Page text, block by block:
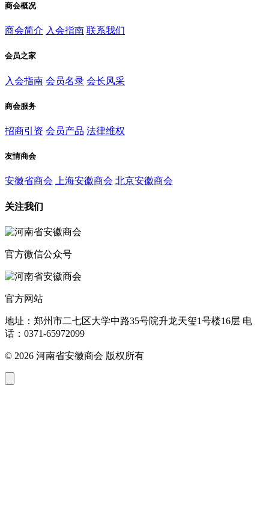
商会概况
商会简介 入会指南 联系我们
会员之家
入会指南 会员名录 会长风采
商会服务
招商引资 会员产品 法律维权
友情商会
安徽省商会 上海安徽商会 北京安徽商会
关注我们
官方微信公众号
官方网站
地址：郑州市二七区大学中路35号院升龙天玺1号楼16层 电
话：0371-65972099
© 2026 河南省安徽商会 版权所有